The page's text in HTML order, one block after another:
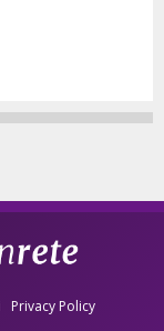
Privacy Policy